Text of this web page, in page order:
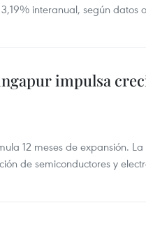
interanual, según datos
impulsa
12 meses de expansión.
de semiconductores y